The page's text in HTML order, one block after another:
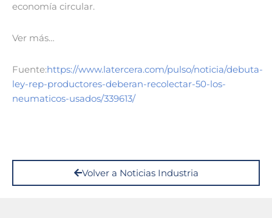
economía circular.
Ver más…
Fuente:https://www.latercera.com/pulso/noticia/debuta-
ley-rep-productores-deberan-recolectar-50-los-
neumaticos-usados/339613/
Volver a Noticias Industria